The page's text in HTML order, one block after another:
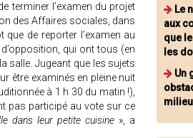
terminer l’examen du projet
des Affaires sociales, dans
que de reporter l’examen au
qui ont tous (en
salle. Jugeant que les sujets
être examinés en pleine nuit
à 1 h 30 du matin !),
pas participé au vote sur ce
dans leur petite cuisine », a
Le
aux
que
les
Un